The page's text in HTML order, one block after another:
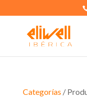
Categorías /